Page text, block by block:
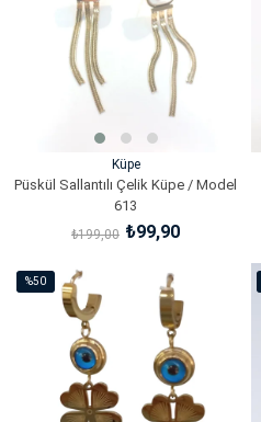
Küpe
Püskül Sallantılı Çelik Küpe / Model
613
₺99,90
₺199,00
%50